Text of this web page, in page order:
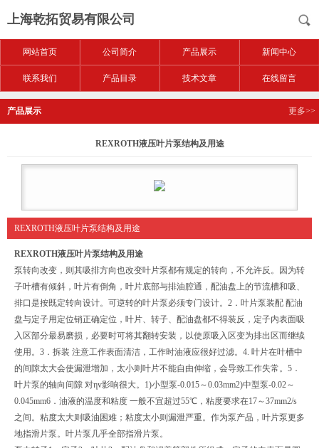
上海乾拓贸易有限公司
网站首页 公司简介 产品展示 新闻中心
联系我们 产品目录 技术文章 在线留言
产品展示 更多>>
REXROTH液压叶片泵结构及用途
REXROTH液压叶片泵结构及用途
REXROTH液压叶片泵结构及用途
泵转向改变，则其吸排方向也改变叶片泵都有规定的转向，不允许反。因为转
子叶槽有倾斜，叶片有倒角，叶片底部与排油腔通，配油盘上的节流槽和吸、
排口是按既定转向设计。可逆转的叶片泵必须专门设计。2．叶片泵装配 配油
盘与定子用定位销正确定位，叶片、转子、配油盘都不得装反，定子内表面吸
入区部分最易磨损，必要时可将其翻转安装，以使原吸入区变为排出区而继续
使用。3．拆装 注意工作表面清洁，工作时油液应很好过滤。4. 叶片在叶槽中
的间隙太大会使漏泄增加，太小则叶片不能自由伸缩，会导致工作失常。5．
叶片泵的轴向间隙 对ηv影响很大。1)小型泵-0.015～0.03mm2)中型泵-0.02～
0.045mm6．油液的温度和粘度 一般不宜超过55℃，粘度要求在17～37mm2/s
之间。粘度太大则吸油困难；粘度太小则漏泄严重。作为泵产品，叶片泵更多
地指滑片泵。叶片泵几乎全部指滑片泵。